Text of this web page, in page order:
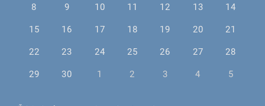
8
9 10 11 12 13
14
15
16 17 18 19 20
21
22
23 24 25 26 27
28
29
30 1 2 3 4 5